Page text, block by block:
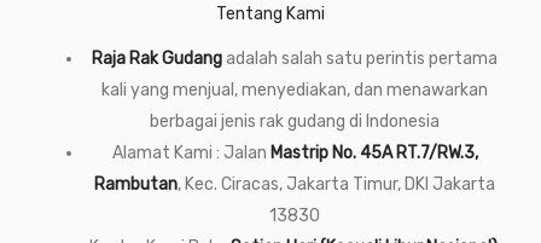
Tentang Kami
Raja Rak Gudangadalah salah satu perintis pertama
kali yang menjual, menyediakan, dan menawarkan
berbagai jenis rak gudang di Indonesia
Alamat Kami : Jalan Mastrip No. 45A RT.7/RW.3,
Rambutan, Kec. Ciracas, Jakarta Timur, DKI Jakarta
13830